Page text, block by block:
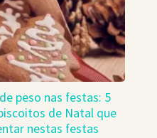
peso nas festas: 5
de Natal que
nestas festas